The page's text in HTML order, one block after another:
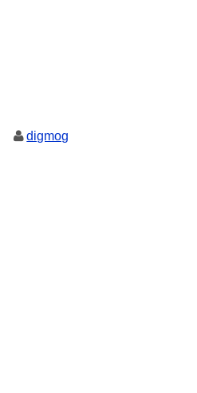
digmog